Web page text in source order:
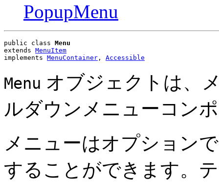
PopupMenu
public class Menu
extends MenuItem
implements MenuContainer , Accessible
Menu オブジェクトは、
ルダウンメニューコン
メニューはオプション
することができます。